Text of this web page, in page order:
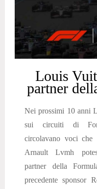
Louis
partner
Nei prossimi 10 anni
sui circuiti di
circolavano voci
Arnault Lvmh
partner della
precedente sponsor